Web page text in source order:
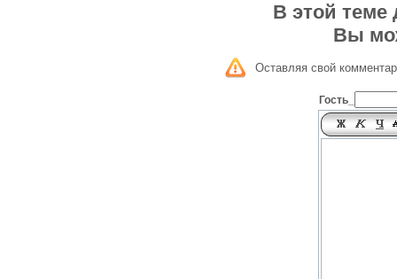
В этой теме
Вы
Оставляя свой
Гость_